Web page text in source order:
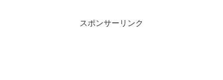
スポンサーリンク